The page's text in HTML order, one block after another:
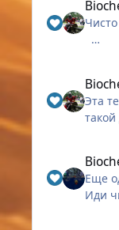
- на
- ну и
-
- ну я
свой
К
А
Эта
Еще
Иди